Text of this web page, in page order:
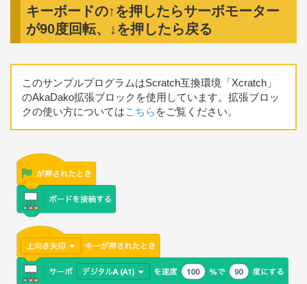
キーボードの↑を押したらサーボモーター
が90度回転、↓を押したら戻る
このサンプルプログラムはScratch互換環境「Xcratch」
のAkaDako拡張ブロックを使用しています。拡張ブロッ
クの使い方についてはこちら をご覧ください。